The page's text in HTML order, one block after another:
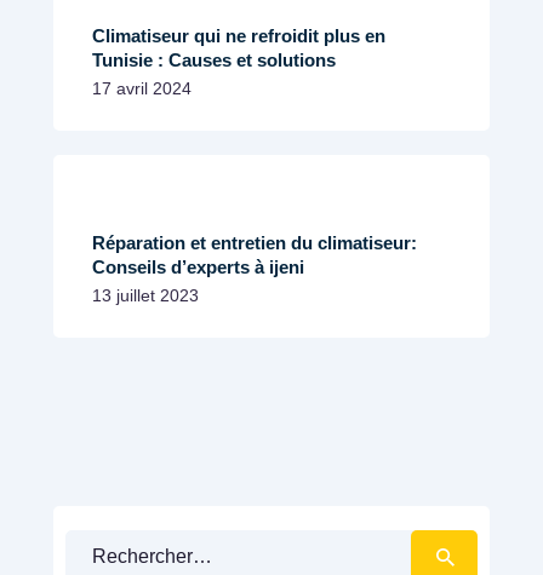
M
Share
Climatiseur qui ne refroidit plus en
Tunisie : Causes et solutions
17 avril 2024
Réparation et entretien du climatiseur:
Conseils d’experts à ijeni
13 juillet 2023